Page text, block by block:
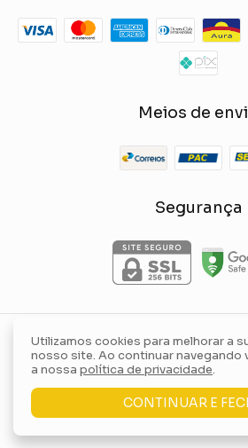
Utilizamos cookies para melhorar a
nosso site. Ao continuar navegando
a nossa política de privacidade.
CONTINUAR E
Meios de
Segurança
Yellow Lily
©2026. Yellow Lily Store Comércio de
36554614000162. Todos os